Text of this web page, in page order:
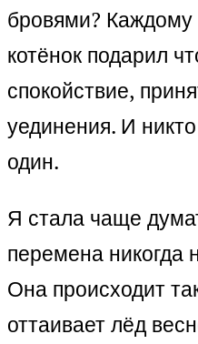
бровями? Каждому
котёнок подарил
спокойствие,
уединения. И
один.
Я стала чаще
перемена никогда
Она происходит
оттаивает лёд